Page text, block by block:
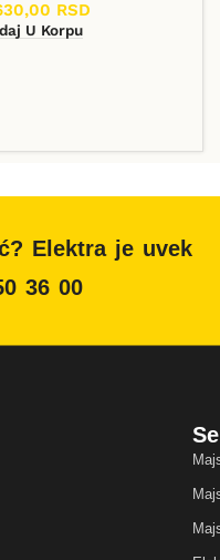
RSD
U Korpu
Elektra je uvek
36 00